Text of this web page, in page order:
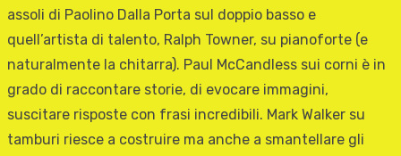
assoli di Paolino Dalla Porta sul doppio basso e
quell’artista di talento, Ralph Towner, su pianoforte (e
naturalmente la chitarra). Paul McCandless sui corni è in
grado di raccontare storie, di evocare immagini,
suscitare risposte con frasi incredibili. Mark Walker su
tamburi riesce a costruire ma anche a smantellare gli